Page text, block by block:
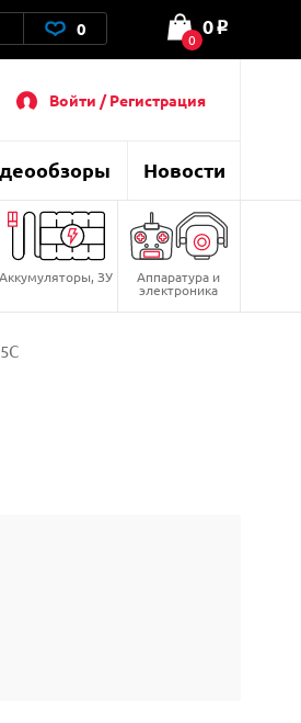
0 0
0 o
Войти / Регистрация
Новости
Аккумуляторы, ЗУ Аппаратура и
электроника